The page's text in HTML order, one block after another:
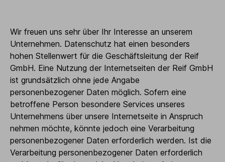
Wir freuen uns sehr über Ihr Interesse an unserem
Unternehmen. Datenschutz hat einen besonders
hohen Stellenwert für die Geschäftsleitung der Reif
GmbH. Eine Nutzung der Internetseiten der Reif GmbH
ist grundsätzlich ohne jede Angabe
personenbezogener Daten möglich. Sofern eine
betroffene Person besondere Services unseres
Unternehmens über unsere Internetseite in Anspruch
nehmen möchte, könnte jedoch eine Verarbeitung
personenbezogener Daten erforderlich werden. Ist die
Verarbeitung personenbezogener Daten erforderlich